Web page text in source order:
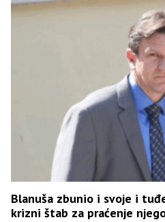
Blanuša zbunio i svoje i
krizni štab za praćenje